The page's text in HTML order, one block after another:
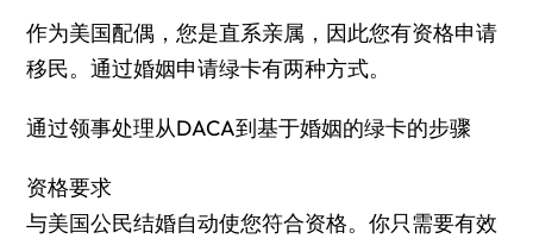
作为美国配偶，您是直系亲属，因此您有资格申请
移民。通过婚姻申请绿卡有两种方式。
通过领事处理从DACA到基于婚姻的绿卡的步骤
资格要求
与美国公民结婚自动使您符合资格。你只需要有效